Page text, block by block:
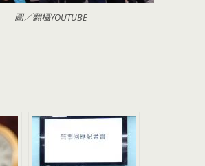
圖／翻攝YOUTUBE